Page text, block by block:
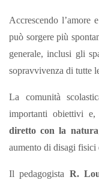
Accrescendo l’amore
può sorgere più
generale, inclusi gli
sopravvivenza di tutte
La comunità
importanti obiettivi
diretto con la
aumento di disagi fisici
Il pedagogista R.